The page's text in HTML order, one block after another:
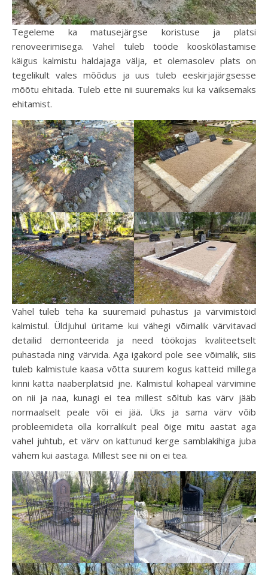
Tegeleme ka matusejärgse koristuse ja platsi
renoveerimisega. Vahel tuleb tööde kooskõlastamise
käigus kalmistu haldajaga välja, et olemasolev plats on
tegelikult vales mõõdus ja uus tuleb eeskirjajärgsesse
mõõtu ehitada. Tuleb ette nii suuremaks kui ka väiksemaks
ehitamist.
Vahel tuleb teha ka suuremaid puhastus ja värvimistöid
kalmistul. Üldjuhul üritame kui vähegi võimalik värvitavad
detailid demonteerida ja need töökojas kvaliteetselt
puhastada ning värvida. Aga igakord pole see võimalik, siis
tuleb kalmistule kaasa võtta suurem kogus katteid millega
kinni katta naaberplatsid jne. Kalmistul kohapeal värvimine
on nii ja naa, kunagi ei tea millest sõltub kas värv jääb
normaalselt peale või ei jää. Üks ja sama värv võib
probleemideta olla korralikult peal õige mitu aastat aga
vahel juhtub, et värv on kattunud kerge samblakihiga juba
vähem kui aastaga. Millest see nii on ei tea.